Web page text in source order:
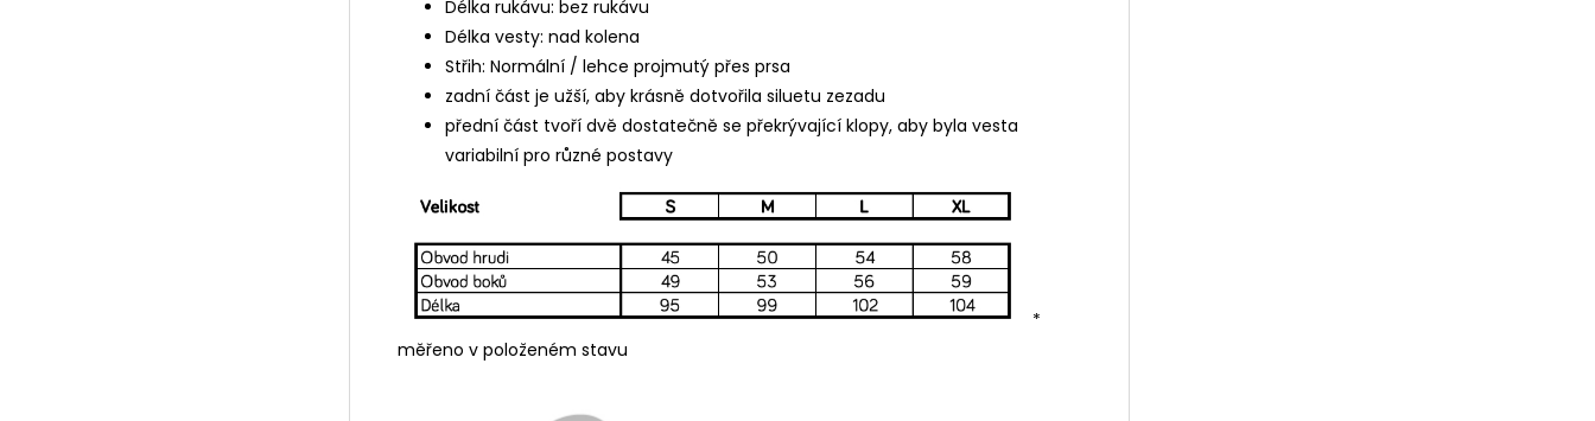
Délka rukávu: bez rukávu
Délka vesty: nad kolena
Střih: Normální / lehce projmutý přes prsa
zadní část je užší, aby krásně dotvořila siluetu zezadu
přední část tvoří dvě dostatečně se překrývající klopy, aby byla vesta
variabilní pro různé postavy
*
měřeno v položeném stavu